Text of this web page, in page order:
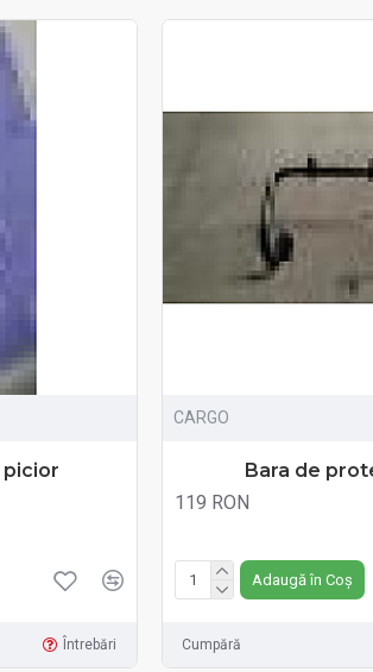
picior
Întrebări
CARGO
Bara de
119 RON
Adaugă în Coș
Cumpără